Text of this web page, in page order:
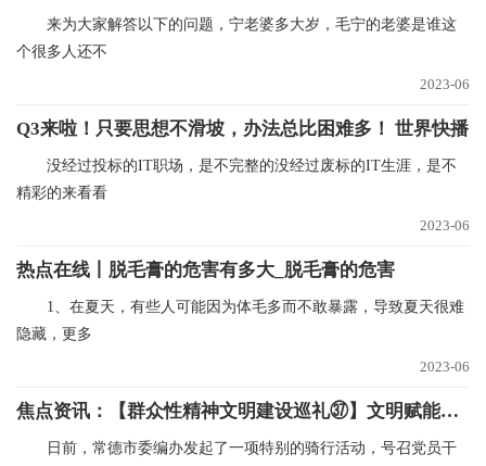
来为大家解答以下的问题，宁老婆多大岁，毛宁的老婆是谁这
个很多人还不
2023-06
Q3来啦！只要思想不滑坡，办法总比困难多！ 世界快播
没经过投标的IT职场，是不完整的没经过废标的IT生涯，是不
精彩的来看看
2023-06
热点在线丨脱毛膏的危害有多大_脱毛膏的危害
1、在夏天，有些人可能因为体毛多而不敢暴露，导致夏天很难
隐藏，更多
2023-06
焦点资讯：【群众性精神文明建设巡礼㊲】文明赋能编制精彩——常德市委编办创建省级文明标兵单位小记
日前，常德市委编办发起了一项特别的骑行活动，号召党员干